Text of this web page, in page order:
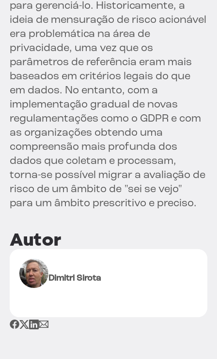
para gerenciá-lo. Historicamente, a
ideia de mensuração de risco acionável
era problemática na área de
privacidade, uma vez que os
parâmetros de referência eram mais
baseados em critérios legais do que
em dados. No entanto, com a
implementação gradual de novas
regulamentações como o GDPR e com
as organizações obtendo uma
compreensão mais profunda dos
dados que coletam e processam,
torna-se possível migrar a avaliação de
risco de um âmbito de "sei se vejo"
para um âmbito prescritivo e preciso.
Autor
Dimitri Sirota